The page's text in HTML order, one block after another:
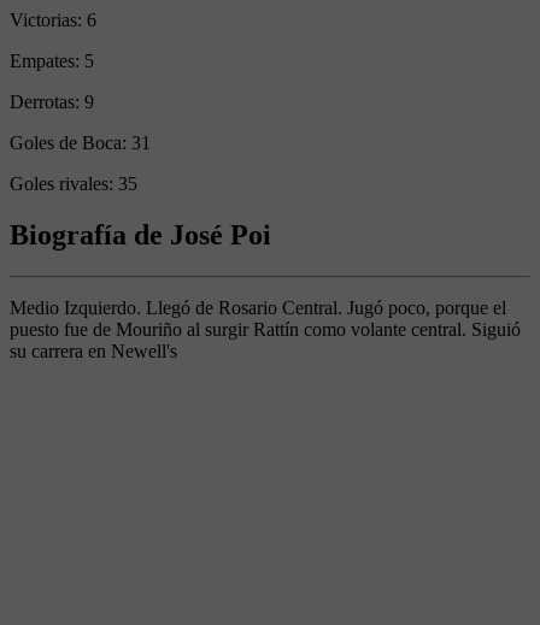
Victorias: 6
Empates: 5
Derrotas: 9
Goles de Boca: 31
Goles rivales: 35
Biografía de José Poi
Medio Izquierdo. Llegó de Rosario Central. Jugó poco, porque el
puesto fue de Mouriño al surgir Rattín como volante central. Siguió
su carrera en Newell's